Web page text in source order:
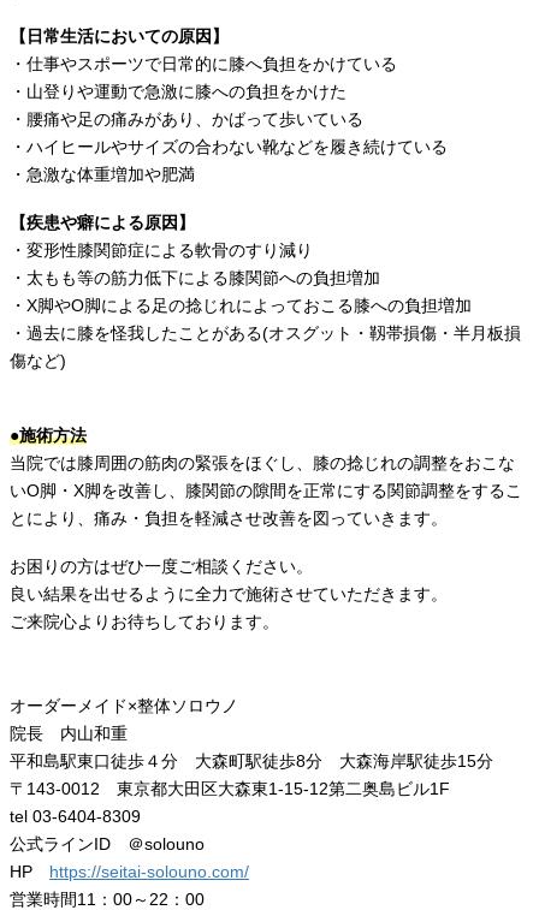
【日常生活においての原因】
・仕事やスポーツで日常的に膝へ負担をかけている
・山登りや運動で急激に膝への負担をかけた
・腰痛や足の痛みがあり、かばって歩いている
・ハイヒールやサイズの合わない靴などを履き続けている
・急激な体重増加や肥満
【疾患や癖による原因】
・変形性膝関節症による軟骨のすり減り
・太もも等の筋力低下による膝関節への負担増加
・X脚やO脚による足の捻じれによっておこる膝への負担増加
・過去に膝を怪我したことがある(オスグット・靱帯損傷・半月板損
傷など)
●施術方法
当院では膝周囲の筋肉の緊張をほぐし、膝の捻じれの調整をおこな
いO脚・X脚を改善し、膝関節の隙間を正常にする関節調整をするこ
とにより、痛み・負担を軽減させ改善を図っていきます。
お困りの方はぜひ一度ご相談ください。
良い結果を出せるように全力で施術させていただきます。
ご来院心よりお待ちしております。
オーダーメイド×整体ソロウノ
院長 内山和重
平和島駅東口徒歩４分 大森町駅徒歩8分 大森海岸駅徒歩15分
〒143-0012 東京都大田区大森東1-15-12第二奥島ビル1F
tel 03-6404-8309
公式ラインID ＠solouno
HP https://seitai-solouno.com/
営業時間11：00～22：00